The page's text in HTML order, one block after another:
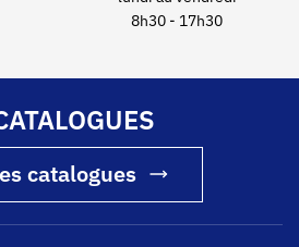
8h30 - 17h30
catalogues